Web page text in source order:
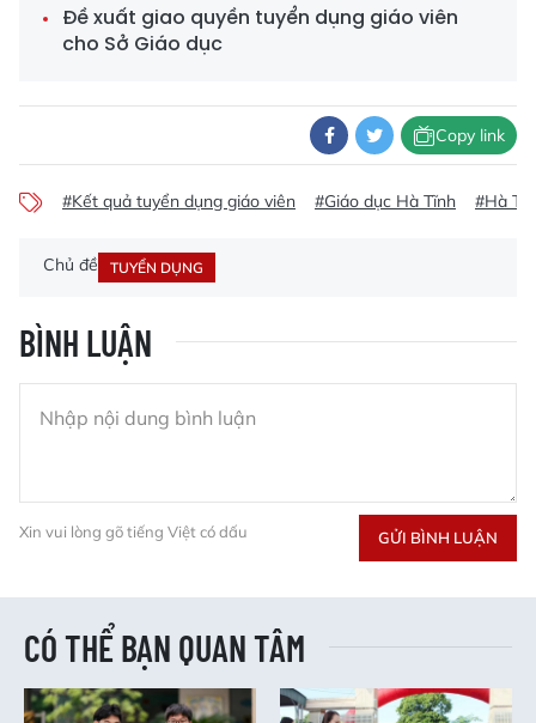
Đề xuất giao quyền tuyển dụng giáo viên
cho Sở Giáo dục
Copy link
#Kết quả tuyển dụng giáo viên #Giáo dục Hà Tĩnh #Hà
Chủ đề TUYỂN DỤNG
BÌNH LUẬN
Xin vui lòng gõ tiếng Việt có dấu GỬI BÌNH LUẬN
CÓ THỂ BẠN QUAN TÂM